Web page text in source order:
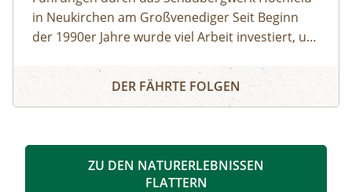
in Neukirchen am Großvenediger Seit Beginn
der 1990er Jahre wurde viel Arbeit investiert, um
umzubauen. Die Attraktion unter Tage bietet
spannende Einblicke in die alpine Geologie und
Besucherinnen und Besuchern zugänglich
Eine Reise ins Tauernfenster
DER FÄHRTE FOLGEN
ZU DEN NATURERLEBNISSEN
FLATTERN